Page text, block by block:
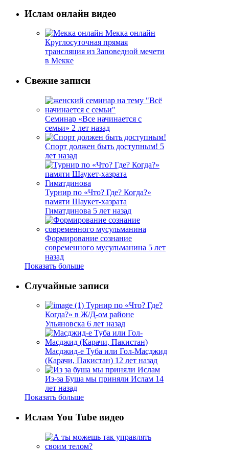
Ислам онлайн видео
Мекка онлайн
Круглосуточная прямая
трансляция из Заповедной мечети
в Мекке
Свежие записи
Семинар «Все начинается с
семьи» 2 лет назад
Спорт должен быть доступным! 5
лет назад
Турнир по «Что? Где? Когда?»
памяти Шаукет-хазрата
Гиматдинова 5 лет назад
Формирование сознание
современного мусульманина 5 лет
назад
Показать больше
Случайные записи
Турнир по «Что? Где?
Когда?» в Ж/Д-ом районе
Ульяновска 6 лет назад
Масджид-е Туба или Гол-Масджид
(Карачи, Пакистан) 12 лет назад
Из-за Буша мы приняли Ислам 14
лет назад
Показать больше
Ислам You Tube видео